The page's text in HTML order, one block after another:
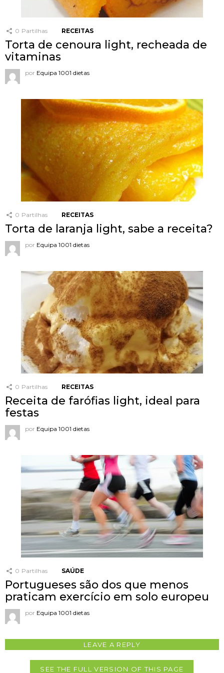
0 Partilhas RECEITAS
Torta de cenoura light, recheada de
vitaminas
por Equipa 1001 dietas
0 Partilhas RECEITAS
Torta de laranja light, sabe a receita?
por Equipa 1001 dietas
0 Partilhas RECEITAS
Receita de farófias light, ideal para
festas
por Equipa 1001 dietas
0 Partilhas SAÚDE
Portugueses são dos que menos
praticam exercício em solo europeu
por Equipa 1001 dietas
LEAVE A REPLY
SEE THE FULL VERSION OF THIS PAGE